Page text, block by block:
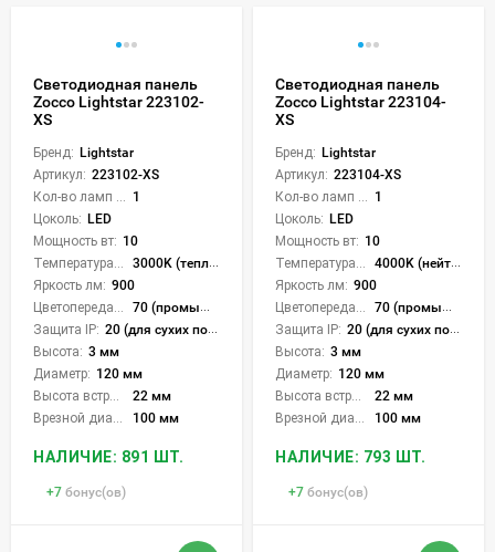
Светодиодная панель
Zocco Lightstar 223102-
XS
Бренд: Lightstar
Артикул: 223102-XS
1
Цоколь: LED
Мощность вт: 10
3000K (теплый)
Яркость лм: 900
70 (промышленная)
Защита IP: 20 (для сухих пом.)
Высота: 3 мм
Диаметр: 120 мм
22 мм
100 мм
НАЛИЧИЕ: 891 ШТ.
+7 бонус(ов)
Светодиодная панель
Zocco Lightstar 223104-
XS
Бренд: Lightstar
Артикул: 223104-XS
1
Цоколь: LED
Мощность вт: 10
4000K (нейтральный)
Яркость лм: 900
70 (промышленная)
Защита IP: 20 (для сухих пом.)
Высота: 3 мм
Диаметр: 120 мм
22 мм
100 мм
НАЛИЧИЕ: 793 ШТ.
+7 бонус(ов)